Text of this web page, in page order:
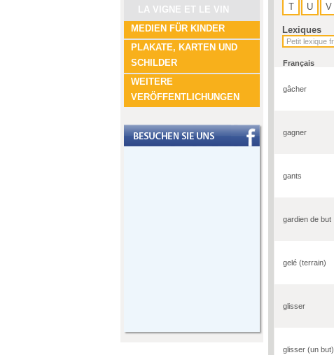
LA VIGNE ET LE VIN
MEDIEN FÜR KINDER
PLAKATE, KARTEN UND
SCHILDER
WEITERE
VERÖFFENTLICHUNGEN
T
U V
Lexiques
Français
gâcher
gagner
gants
gardien de but
gelé (terrain)
glisser
glisser (un but)